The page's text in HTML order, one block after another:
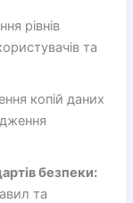
рівнів
та
копій даних
безпеки:
та